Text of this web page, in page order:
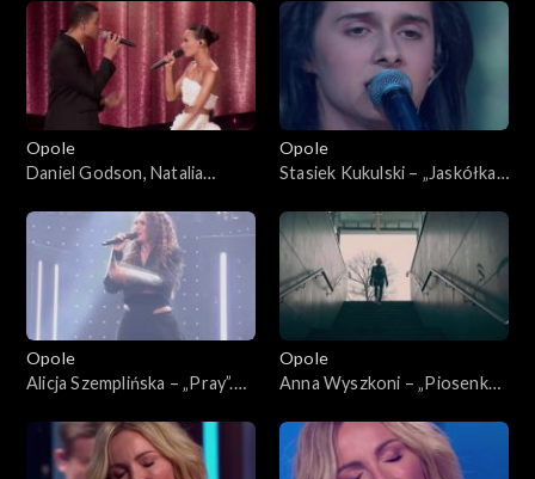
„SuperJedynki”
„SuperJedynki”
Opole
Daniel Godson, Natalia
KFPP: Koncert „Debiuty”
Opole
Stasiek Kukulski – „Jaskółka”.
Opole
Alicja Szemplińska – „Pray”.
Opole
Anna Wyszkoni – „Piosenka
63. KFPP: Koncert „Debiuty”